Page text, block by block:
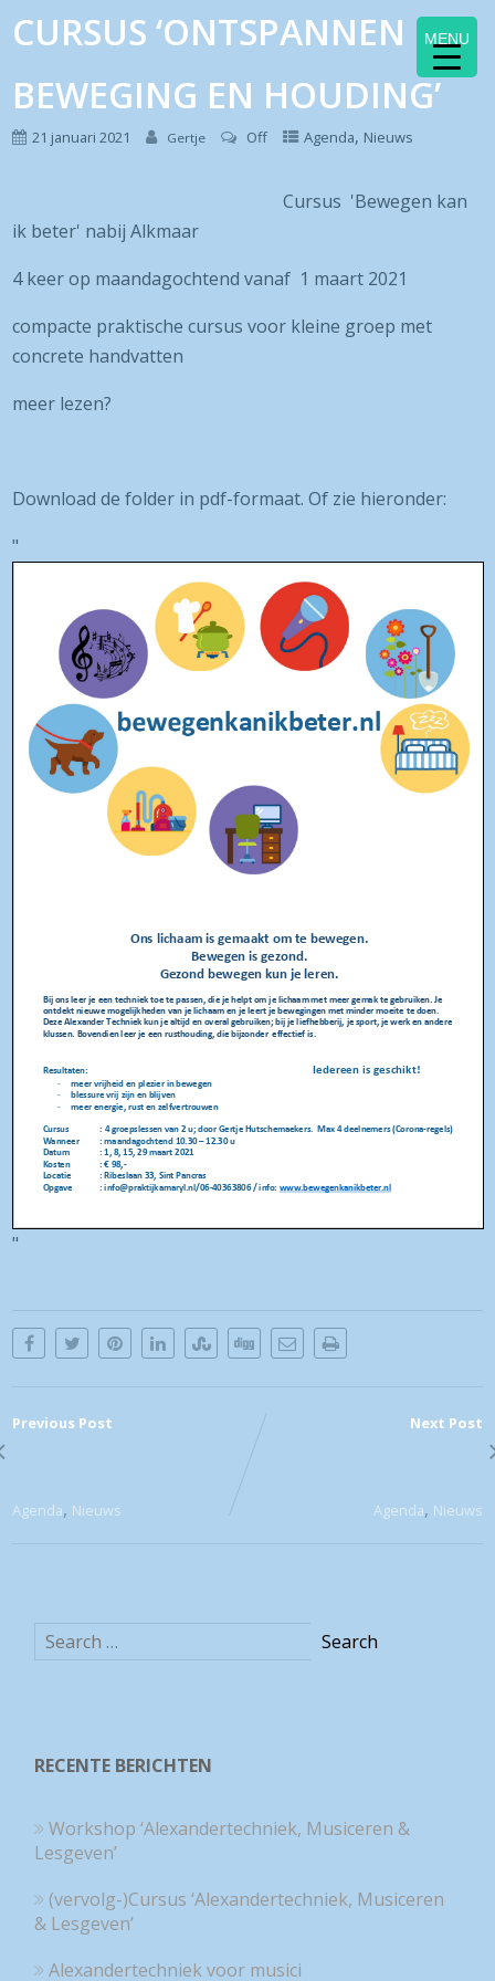
CURSUS ‘ONTSPANNEN IN
BEWEGING EN HOUDING’
21 januari 2021 Gertje Off Agenda, Nieuws
Cursus 'Bewegen kan
ik beter' nabij Alkmaar
4 keer op maandagochtend vanaf 1 maart 2021
compacte praktische cursus voor kleine groep met
concrete handvatten
meer lezen?
Download de folder in pdf-formaat. Of zie hieronder:
"
"
Previous Post
Agenda, Nieuws
Next Post
Agenda, Nieuws
RECENTE BERICHTEN
Workshop ‘Alexandertechniek, Musiceren &
Lesgeven’
(vervolg-)Cursus ‘Alexandertechniek, Musiceren
& Lesgeven’
Alexandertechniek voor musici
MENU